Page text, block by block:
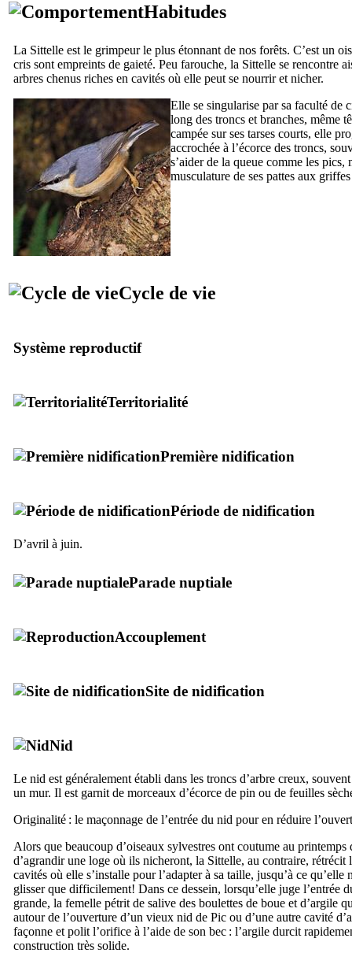
Habitudes
La Sittelle est le grimpeur le plus étonnant de nos forêts. C’est un
cris sont empreints de gaieté. Peu farouche, la Sittelle se rencontre
arbres chenus riches en cavités où elle peut se nourrir et nicher.
Elle se singularise par sa faculté de
long des troncs et branches, même
campée sur ses tarses courts, elle
accrochée à l’écorce des troncs,
s’aider de la queue comme les pics,
musculature de ses pattes aux griffes
Cycle de vie
Système reproductif
Territorialité
Première nidification
Période de nidification
D’avril à juin.
Parade nuptiale
Accouplement
Site de nidification
Nid
Le nid est généralement établi dans les troncs d’arbre creux,
un mur. Il est garnit de morceaux d’écorce de pin ou de feuilles
Originalité : le maçonnage de l’entrée du nid pour en réduire
Alors que beaucoup d’oiseaux sylvestres ont coutume au printemps
d’agrandir une loge où ils nicheront, la Sittelle, au contraire, rétrécit
cavités où elle s’installe pour l’adapter à sa taille, jusqu’à ce qu’elle
glisser que difficilement! Dans ce dessein, lorsqu’elle juge l’entrée
grande, la femelle pétrit de salive des boulettes de boue et d’argile
autour de l’ouverture d’un vieux nid de Pic ou d’une autre cavité
façonne et polit l’orifice à l’aide de son bec : l’argile durcit
construction très solide.